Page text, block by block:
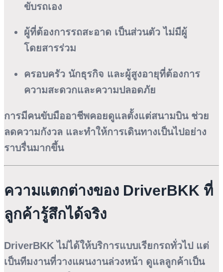
ขับรถเอง
ผู้ที่ต้องการรถสะอาด เป็นส่วนตัว ไม่มีผู้
โดยสารร่วม
ครอบครัว นักธุรกิจ และผู้สูงอายุที่ต้องการ
ความสะดวกและความปลอดภัย
การมีคนขับมืออาชีพคอยดูแลตั้งแต่สนามบิน ช่วย
ลดความกังวล และทำให้การเดินทางเป็นไปอย่าง
ราบรื่นมากขึ้น
ความแตกต่างของ DriverBKK ที่
ลูกค้ารู้สึกได้จริง
DriverBKK ไม่ได้ให้บริการแบบเรียกรถทั่วไป แต่
เป็นทีมงานที่วางแผนงานล่วงหน้า ดูแลลูกค้าเป็น